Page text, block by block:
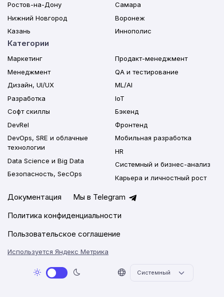
Ростов-на-Дону
Нижний Новгород
Казань
Самара
Воронеж
Иннополис
Категории
Маркетинг
Менеджмент
Дизайн, UI/UX
Разработка
Софт скиллы
DevRel
DevOps, SRE и облачные
технологии
Data Science и Big Data
Безопасность, SecOps
Продакт-менеджмент
QA и тестирование
ML/AI
IoT
Бэкенд
Фронтенд
Мобильная разработка
HR
Системный и бизнес-анализ
Карьера и личностный рост
Документация
Мы в Telegram
Политика конфиденциальности
Пользовательское соглашение
Используется Яндекс Метрика